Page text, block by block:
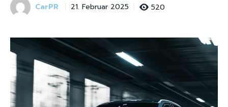
CarPR 21. Februar 2025 520